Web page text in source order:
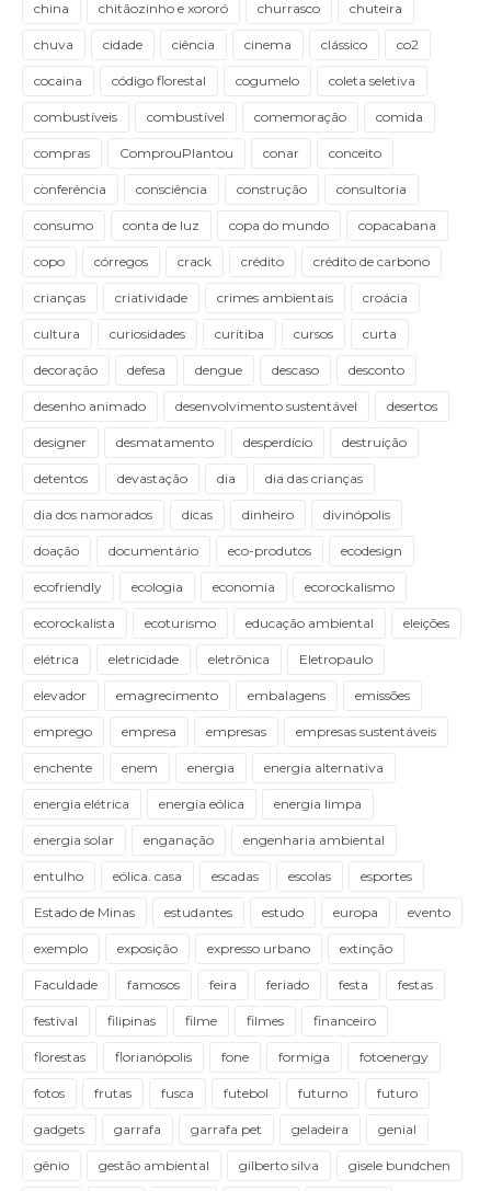
china chitãozinho e xororó churrasco chuteira
chuva cidade ciência cinema clássico co2
cocaina código florestal cogumelo coleta seletiva
combustíveis combustível comemoração comida
compras ComprouPlantou conar conceito
conferência consciência construção consultoria
consumo conta de luz copa do mundo copacabana
copo córregos crack crédito crédito de carbono
crianças criatividade crimes ambientais croácia
cultura curiosidades curitiba cursos curta
decoração defesa dengue descaso desconto
desenho animado desenvolvimento sustentável desertos
designer desmatamento desperdício destruição
detentos devastação dia dia das crianças
dia dos namorados dicas dinheiro divinópolis
doação documentário eco-produtos ecodesign
ecofriendly ecologia economia ecorockalismo
ecorockalista ecoturismo educação ambiental eleições
elétrica eletricidade eletrônica Eletropaulo
elevador emagrecimento embalagens emissões
emprego empresa empresas empresas sustentáveis
enchente enem energia energia alternativa
energia elétrica energia eólica energia limpa
energia solar enganação engenharia ambiental
entulho eólica. casa escadas escolas esportes
Estado de Minas estudantes estudo europa evento
exemplo exposição expresso urbano extinção
Faculdade famosos feira feriado festa festas
festival filipinas filme filmes financeiro
florestas florianópolis fone formiga fotoenergy
fotos frutas fusca futebol futurno futuro
gadgets garrafa garrafa pet geladeira genial
gênio gestão ambiental gilberto silva gisele bundchen